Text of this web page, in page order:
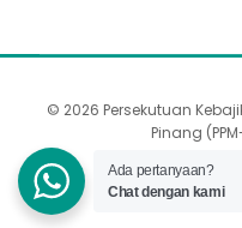
© 2026 Persekutuan
Pinang
Ada pertanyaan?
Chat dengan kami